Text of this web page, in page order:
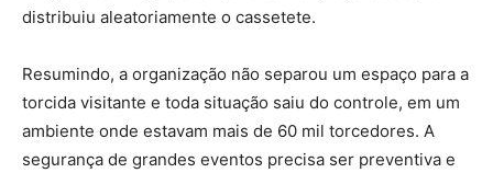
distribuiu aleatoriamente o cassetete.
Resumindo, a organização não separou um espaço para a
torcida visitante e toda situação saiu do controle, em um
ambiente onde estavam mais de 60 mil torcedores. A
segurança de grandes eventos precisa ser preventiva e